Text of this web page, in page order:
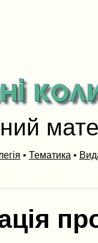
• Тематика •